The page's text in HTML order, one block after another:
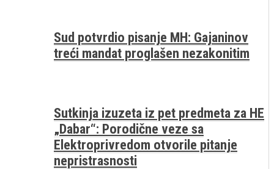
Sud potvrdio pisanje MH: Gajaninov
treći mandat proglašen nezakonitim
Sutkinja izuzeta iz pet predmeta za HE
„Dabar“: Porodične veze sa
Elektroprivredom otvorile pitanje
nepristrasnosti